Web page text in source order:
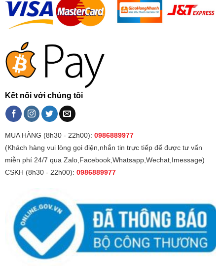
Kết nối với chúng tôi
MUA HÀNG (8h30 - 22h00): 0986889977
(Khách hàng vui lòng gọi điện,nhắn tin trực tiếp để được tư vấn
miễn phí 24/7 qua Zalo,Facebook,Whatsapp,Wechat,Imessage)
CSKH (8h30 - 22h00): 0986889977